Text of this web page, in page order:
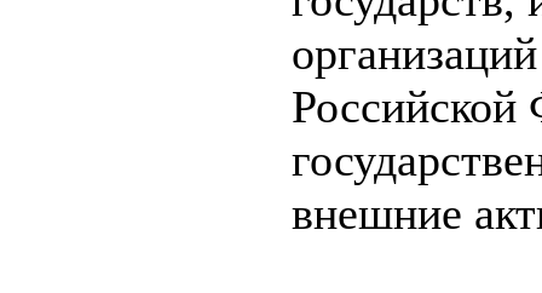
Российской
внешние